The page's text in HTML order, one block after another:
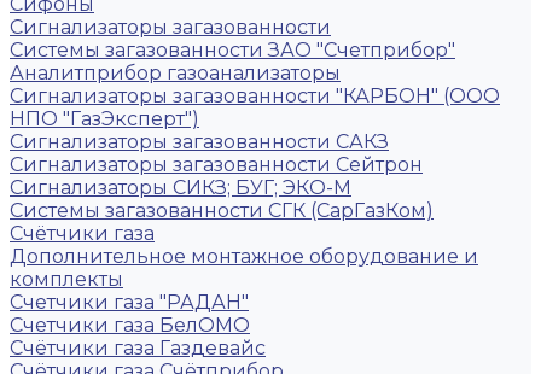
Сигнализаторы загазованности
Системы загазованности ЗАО "Счетприбор"
Аналитприбор газоанализаторы
Сигнализаторы загазованности "КАРБОН" (ООО
НПО "ГазЭксперт")
Сигнализаторы загазованности САКЗ
Сигнализаторы загазованности Сейтрон
Сигнализаторы СИКЗ; БУГ; ЭКО-М
Системы загазованности СГК (СарГазКом)
Счётчики газа
Дополнительное монтажное оборудование и
комплекты
Счетчики газа "РАДАН"
Счетчики газа БелОМО
Счётчики газа Газдевайс